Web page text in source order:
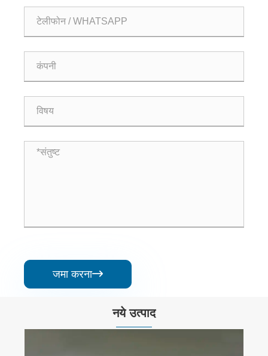
जमा करना
नये उत्पाद